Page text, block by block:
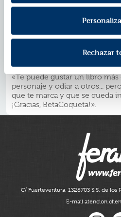
Rechazar
escrita. He reído, llorado,
una novela al uso centrada en
Su pluma te atrapa».
«Te puede gustar un libro
personaje y odiar a otros...
que te marca y que se queda
¡Gracias, BetaCoqueta!».
C/ Fuerteventura, 1328703 S.S. de los
E-mail